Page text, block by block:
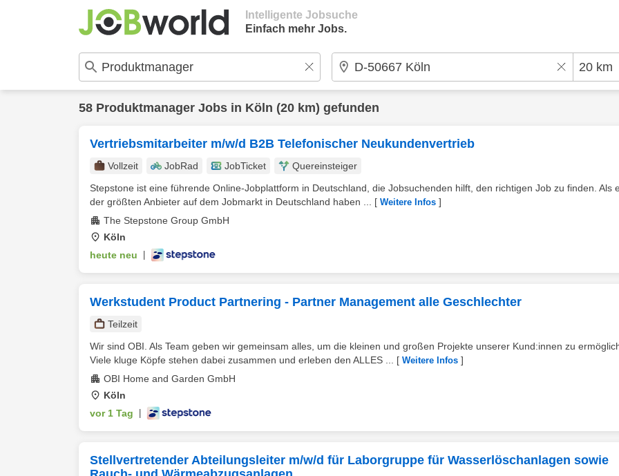
Intelligente Jobsuche
Einfach mehr Jobs.
58 Produktmanager Jobs in Köln (20 km) gefunden
Vertriebsmitarbeiter m/w/d B2B Telefonischer Neukundenvertrieb
Vollzeit JobRad JobTicket
Quereinsteiger
Stepstone ist eine führende Online-Jobplattform in Deutschland, die Jobsuchenden hilft, den richtigen Job zu finden. Als
der größten Anbieter auf dem Jobmarkt in Deutschland haben ...
[ Weitere Infos ]
The Stepstone Group GmbH
Köln
heute neu
Werkstudent Product Partnering - Partner Management alle Geschlechter
Teilzeit
Wir sind OBI. Als Team geben wir gemeinsam alles, um die kleinen und großen Projekte unserer Kund:innen zu
Viele kluge Köpfe stehen dabei zusammen und erleben den ALLES ...
[ Weitere Infos ]
OBI Home and Garden GmbH
Köln
vor 1 Tag
Stellvertretender Abteilungsleiter m/w/d für Laborgruppe für Wasserlöschanlagen sowie